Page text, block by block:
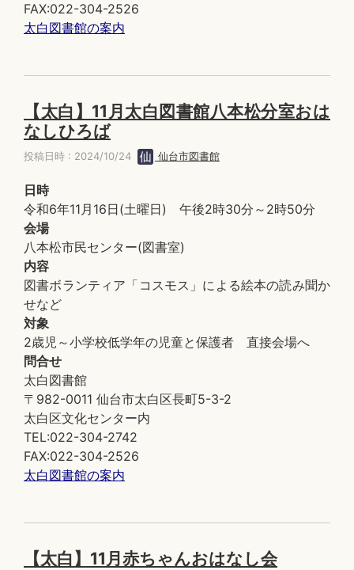
FAX:022-304-2526
太白図書館の案内
【太白】11月太白図書館八本松分室おは
なしひろば
投稿日時 : 2024/10/24 仙台市図書館
日時
令和6年11月16日(土曜日) 午後2時30分～2時50分
会場
八本松市民センター(図書室)
内容
図書ボランティア「コスモス」による絵本の読み聞か
せなど
対象
2歳児～小学校低学年の児童と保護者 直接会場へ
問合せ
太白図書館
〒982-0011 仙台市太白区長町5-3-2
太白区文化センター内
TEL:022-304-2742
FAX:022-304-2526
太白図書館の案内
【太白】11月赤ちゃんおはなし会